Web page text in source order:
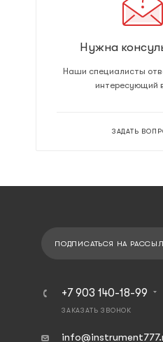
Нужна
Наши специалисты
интересующий
ЗАДАТЬ
ПОДПИСАТЬСЯ НА
+7 903 140-18-99
ЗАКАЗАТЬ ЗВОНОК